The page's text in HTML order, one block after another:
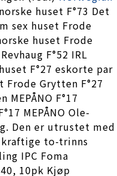
norske huset F°73 Det
sex huset Frode
huset Frode
F°52 IRL
F°27 eskorte par
Grytten F°27
F°17
MEPÅNO Ole-
Den er utrustet med
to-trinns
IPC Foma
10pk Kjøp